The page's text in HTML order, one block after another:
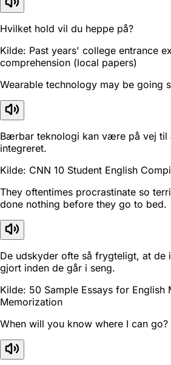
Hvilket hold vil du heppe på?
Kilde: Past years' college entrance
comprehension (local papers)
Wearable technology may be going
Bærbar teknologi kan være på vej til
integreret.
Kilde: CNN 10 Student English
They oftentimes procrastinate so
done nothing before they go to bed.
De udskyder ofte så frygteligt, at de
gjort inden de går i seng.
Kilde: 50 Sample Essays for English
Memorization
When will you know where I can go?